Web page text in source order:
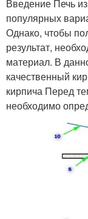
Введение Печь
популярных
Однако, чтобы
результат,
материал. В
качественный
кирпича Перед
необходимо